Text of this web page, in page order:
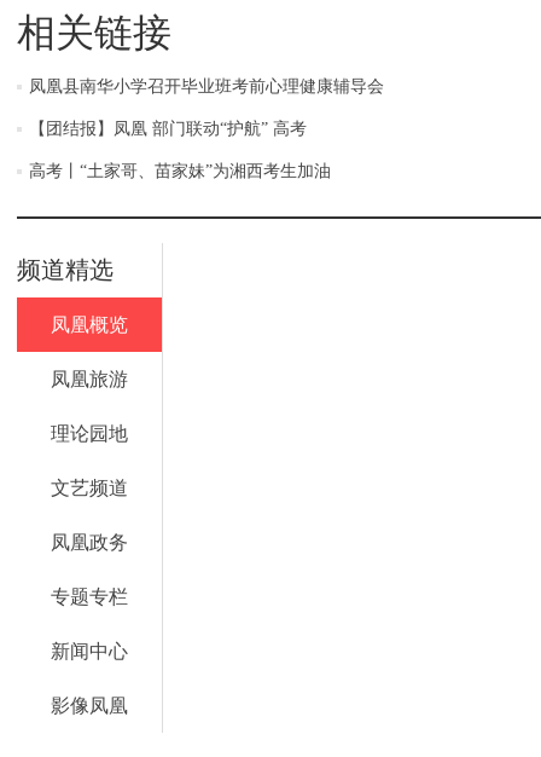
相关链接
凤凰县南华小学召开毕业班考前心理健康辅导会
【团结报】凤凰 部门联动“护航” 高考
高考丨“土家哥、苗家妹”为湘西考生加油
频道精选
凤凰概览
凤凰旅游
理论园地
文艺频道
凤凰政务
专题专栏
新闻中心
影像凤凰